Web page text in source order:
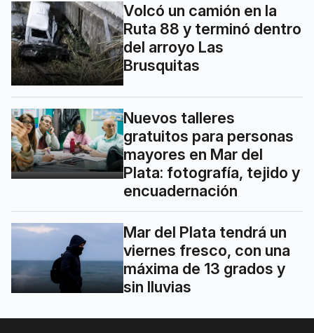
Volcó un camión en la
Ruta 88 y terminó dentro
del arroyo Las
Brusquitas
Nuevos talleres
gratuitos para personas
mayores en Mar del
Plata: fotografía, tejido y
encuadernación
Mar del Plata tendrá un
viernes fresco, con una
máxima de 13 grados y
sin lluvias